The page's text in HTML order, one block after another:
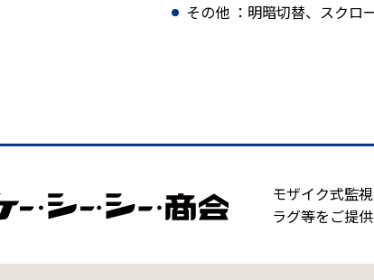
その他 ：明暗切替、スクロ
モザイク式監
ラグ等をご提